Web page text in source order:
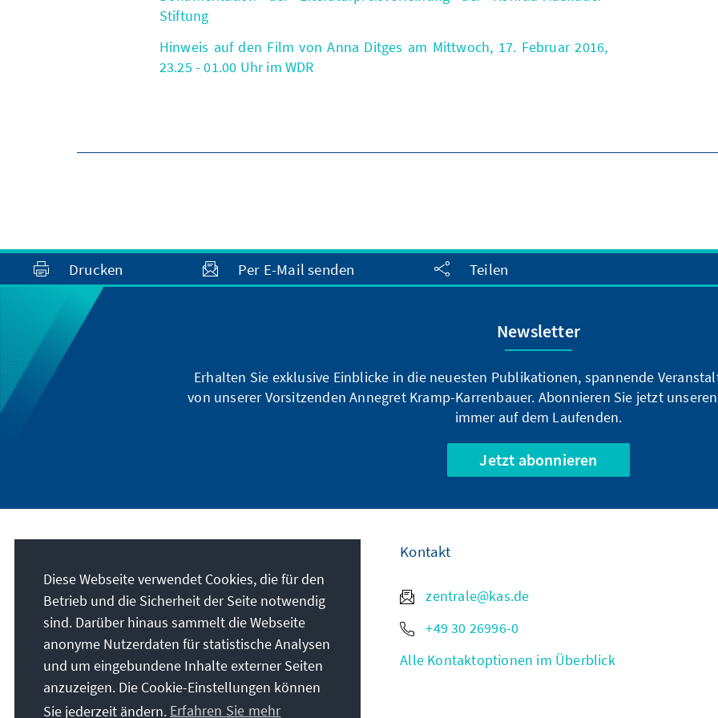
Stiftung
Hinweis auf den Film von Anna Ditges am Mittwoch, 17. Februar 2016,
23.25 - 01.00 Uhr im WDR
Drucken Per E-Mail senden Teilen
Newsletter
Erhalten Sie exklusive Einblicke in die neuesten Publikationen, spannende
von unserer Vorsitzenden Annegret Kramp-Karrenbauer. Abonnieren Sie jetzt
immer auf dem Laufenden.
Jetzt abonnieren
Die Konrad-Adenauer-Stiftung setzt sich
national und international durch politische
Bildung für Frieden, Freiheit und
Gerechtigkeit ein. Wir fördern und bewahren
freiheitliche Demokratie, die Soziale
Marktwirtschaft und die Entwicklung und
Kontakt
zentrale@kas.de
+49 30 26996-0
Alle Kontaktoptionen im Überblick
Diese Webseite verwendet Cookies, die für den
Betrieb und die Sicherheit der Seite notwendig
sind. Darüber hinaus sammelt die Webseite
anonyme Nutzerdaten für statistische Analysen
und um eingebundene Inhalte externer Seiten
anzuzeigen. Die Cookie-Einstellungen können
Sie jederzeit ändern. Erfahren Sie mehr